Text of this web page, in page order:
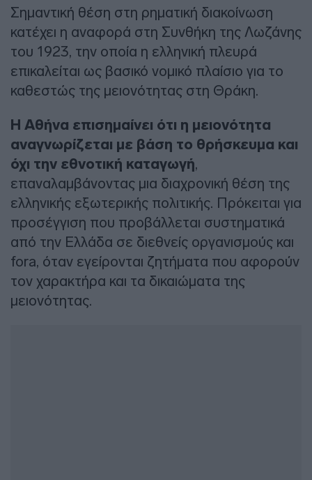
Σημαντική θέση στη ρηματική διακοίνωση
κατέχει η αναφορά στη Συνθήκη της Λωζάνης
του 1923, την οποία η ελληνική πλευρά
επικαλείται ως βασικό νομικό πλαίσιο για το
καθεστώς της μειονότητας στη Θράκη.
Η Αθήνα επισημαίνει ότι η μειονότητα
αναγνωρίζεται με βάση το θρήσκευμα και
όχι την εθνοτική καταγωγή,
επαναλαμβάνοντας μια διαχρονική θέση της
ελληνικής εξωτερικής πολιτικής. Πρόκειται για
προσέγγιση που προβάλλεται συστηματικά
από την Ελλάδα σε διεθνείς οργανισμούς και
fora, όταν εγείρονται ζητήματα που αφορούν
τον χαρακτήρα και τα δικαιώματα της
μειονότητας.